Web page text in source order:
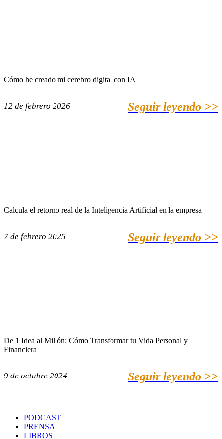
Cómo he creado mi cerebro digital con IA
12 de febrero 2026 Seguir leyendo >>
Calcula el retorno real de la Inteligencia Artificial en la empresa
7 de febrero 2025 Seguir leyendo >>
De 1 Idea al Millón: Cómo Transformar tu Vida Personal y
Financiera
9 de octubre 2024 Seguir leyendo >>
PODCAST
PRENSA
LIBROS